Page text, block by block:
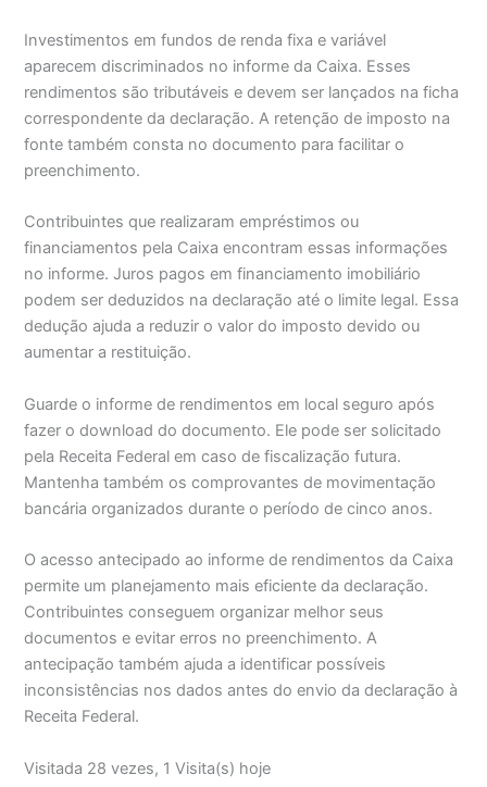
Investimentos em fundos de renda fixa e variável
aparecem discriminados no informe da Caixa. Esses
rendimentos são tributáveis e devem ser lançados na ficha
correspondente da declaração. A retenção de imposto na
fonte também consta no documento para facilitar o
preenchimento.
Contribuintes que realizaram empréstimos ou
financiamentos pela Caixa encontram essas informações
no informe. Juros pagos em financiamento imobiliário
podem ser deduzidos na declaração até o limite legal. Essa
dedução ajuda a reduzir o valor do imposto devido ou
aumentar a restituição.
Guarde o informe de rendimentos em local seguro após
fazer o download do documento. Ele pode ser solicitado
pela Receita Federal em caso de fiscalização futura.
Mantenha também os comprovantes de movimentação
bancária organizados durante o período de cinco anos.
O acesso antecipado ao informe de rendimentos da Caixa
permite um planejamento mais eficiente da declaração.
Contribuintes conseguem organizar melhor seus
documentos e evitar erros no preenchimento. A
antecipação também ajuda a identificar possíveis
inconsistências nos dados antes do envio da declaração à
Receita Federal.
Visitada 28 vezes, 1 Visita(s) hoje